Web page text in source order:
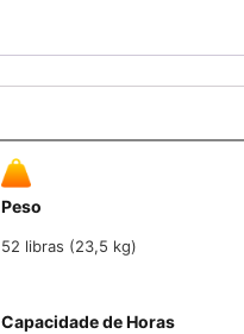
Peso
52 libras (23,5 kg)
Capacidade de Horas